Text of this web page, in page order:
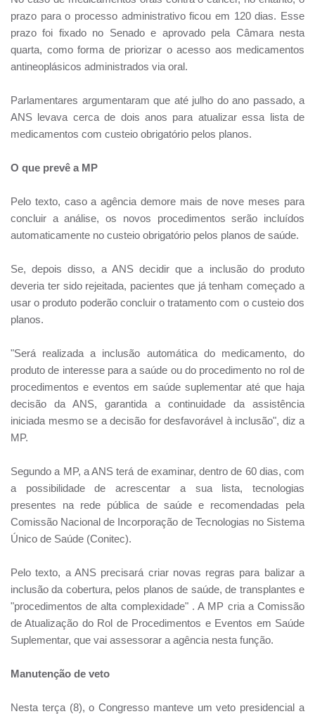
prazo para o processo administrativo ficou em 120 dias. Esse
prazo foi fixado no Senado e aprovado pela Câmara nesta
quarta, como forma de priorizar o acesso aos medicamentos
antineoplásicos administrados via oral.
Parlamentares argumentaram que até julho do ano passado, a
ANS levava cerca de dois anos para atualizar essa lista de
medicamentos com custeio obrigatório pelos planos.
O que prevê a MP
Pelo texto, caso a agência demore mais de nove meses para
concluir a análise, os novos procedimentos serão incluídos
automaticamente no custeio obrigatório pelos planos de saúde.
Se, depois disso, a ANS decidir que a inclusão do produto
deveria ter sido rejeitada, pacientes que já tenham começado a
usar o produto poderão concluir o tratamento com o custeio dos
planos.
"Será realizada a inclusão automática do medicamento, do
produto de interesse para a saúde ou do procedimento no rol de
procedimentos e eventos em saúde suplementar até que haja
decisão da ANS, garantida a continuidade da assistência
iniciada mesmo se a decisão for desfavorável à inclusão", diz a
MP.
Segundo a MP, a ANS terá de examinar, dentro de 60 dias, com
a possibilidade de acrescentar a sua lista, tecnologias
presentes na rede pública de saúde e recomendadas pela
Comissão Nacional de Incorporação de Tecnologias no Sistema
Único de Saúde (Conitec).
Pelo texto, a ANS precisará criar novas regras para balizar a
inclusão da cobertura, pelos planos de saúde, de transplantes e
"procedimentos de alta complexidade" . A MP cria a Comissão
de Atualização do Rol de Procedimentos e Eventos em Saúde
Suplementar, que vai assessorar a agência nesta função.
Manutenção de veto
Nesta terça (8), o Congresso manteve um veto presidencial a